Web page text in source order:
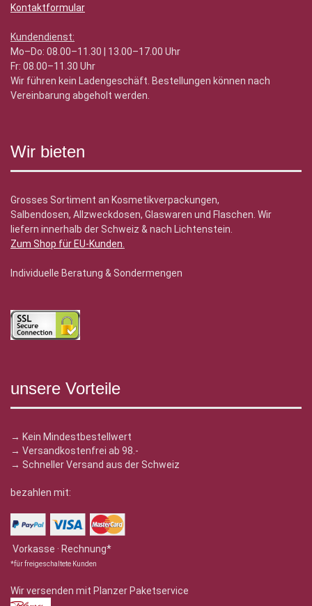
Kontaktformular
Kundendienst:
Mo–Do: 08.00–11.30 | 13.00–17.00 Uhr
Fr: 08.00–11.30 Uhr
Wir führen kein Ladengeschäft. Bestellungen können nach
Vereinbarung abgeholt werden.
Wir bieten
Grosses Sortiment an Kosmetikverpackungen,
Salbendosen, Allzweckdosen, Glaswaren und Flaschen. Wir
liefern innerhalb der Schweiz & nach Lichtenstein.
Zum Shop für EU-Kunden.
Individuelle Beratung & Sondermengen
unsere Vorteile
→ Kein Mindestbestellwert
→ Versandkostenfrei ab 98.-
→ Schneller Versand aus der Schweiz
bezahlen mit:
Vorkasse · Rechnung*
*für freigeschaltete Kunden
Wir versenden mit Planzer Paketservice